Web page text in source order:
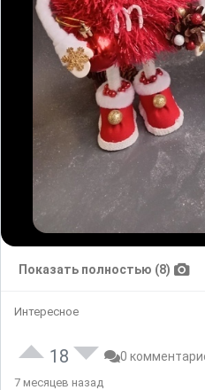
Показать полностью (8)
Интересное
18 0
7 месяцев назад